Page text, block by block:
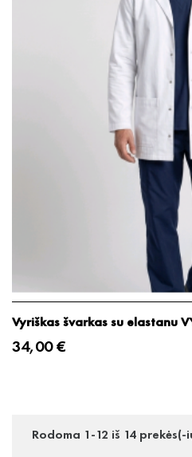
Vyriškas švarkas su elastanu
34,00 €
Rodoma 1-12 iš 14 prekės(-